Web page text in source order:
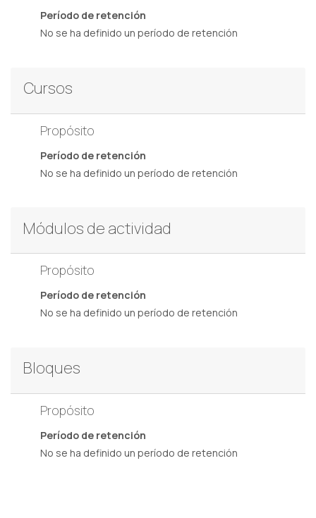
Período de retención
No se ha definido un período de retención
Cursos
Propósito
Período de retención
No se ha definido un período de retención
Módulos de actividad
Propósito
Período de retención
No se ha definido un período de retención
Bloques
Propósito
Período de retención
No se ha definido un período de retención